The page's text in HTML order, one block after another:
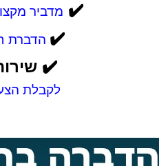
✔️ מדביר
✔️ הדברת
✔️
לקבלת
אתי מתתיהו